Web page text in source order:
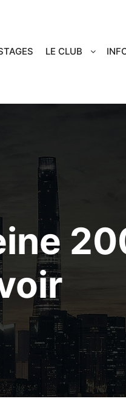
LE CLUB